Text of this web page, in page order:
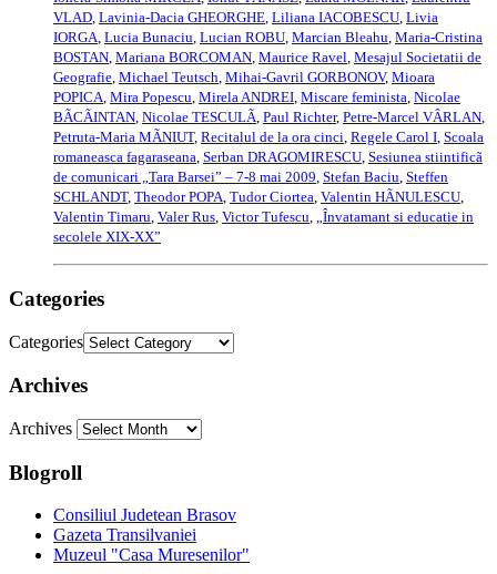
VLAD, Lavinia-Dacia GHEORGHE, Liliana IACOBESCU, Livia
IORGA, Lucia Bunaciu, Lucian ROBU, Marcian Bleahu, Maria-Cristina
BOSTAN, Mariana BORCOMAN, Maurice Ravel, Mesajul Societatii de
Geografie, Michael Teutsch, Mihai-Gavril GORBONOV, Mioara
POPICA, Mira Popescu, Mirela ANDREI, Miscare feminista, Nicolae
BÃCÃINTAN, Nicolae TESCULÃ, Paul Richter, Petre-Marcel VÂRLAN,
Petruta-Maria MÃNIUT, Recitalul de la ora cinci, Regele Carol I, Scoala
romaneasca fagaraseana, Serban DRAGOMIRESCU, Sesiunea stiintificã
de comunicari „Tara Barsei” – 7-8 mai 2009, Stefan Baciu, Steffen
SCHLANDT, Theodor POPA, Tudor Ciortea, Valentin HÃNULESCU,
Valentin Timaru, Valer Rus, Victor Tufescu, „Învatamant si educatie in
secolele XIX-XX”
Categories
Categories
Archives
Archives
Blogroll
Consiliul Judetean Brasov
Gazeta Transilvaniei
Muzeul "Casa Muresenilor"